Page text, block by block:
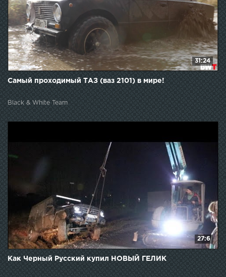
31:24
Самый проходимый ТАЗ (ваз 2101) в мире!
Black & White Team
27:6
Как Черный Русский купил НОВЫЙ ГЕЛИК